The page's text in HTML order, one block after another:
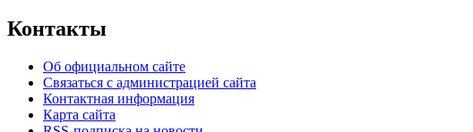
Контакты
Об официальном сайте
Связаться с администрацией сайта
Контактная информация
Карта сайта